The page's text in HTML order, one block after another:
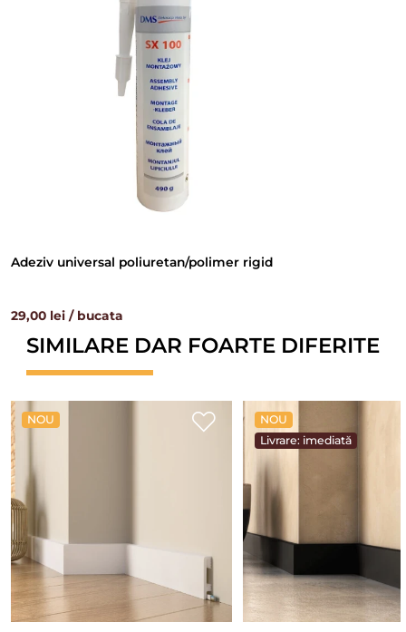
Adeziv universal poliuretan/polimer rigid
29,00 lei / bucata
SIMILARE DAR FOARTE DIFERITE
NOU
NOU
Livrare: imediată